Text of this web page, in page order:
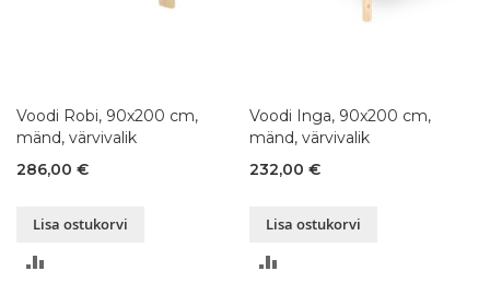
Voodi Robi, 90x200 cm,
mänd, värvivalik
286,00 €
Lisa ostukorvi
Voodi Inga, 90x200 cm,
mänd, värvivalik
232,00 €
Lisa ostukorvi